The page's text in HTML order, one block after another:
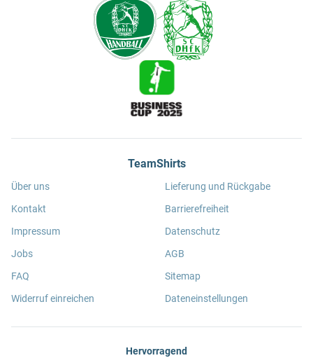
TeamShirts
Über uns
Kontakt
Impressum
Jobs
FAQ
Widerruf einreichen
Lieferung und Rückgabe
Barrierefreiheit
Datenschutz
AGB
Sitemap
Dateneinstellungen
Hervorragend